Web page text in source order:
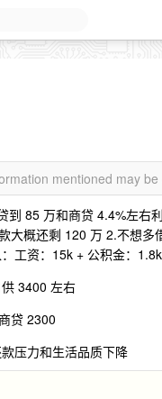
mentioned may
85 万和商贷 4.4%左右
大概还剩 120 万 2.不想
工资：15k + 公积金：1.8k
3400 左右
贷 2300
压力和生活品质下降